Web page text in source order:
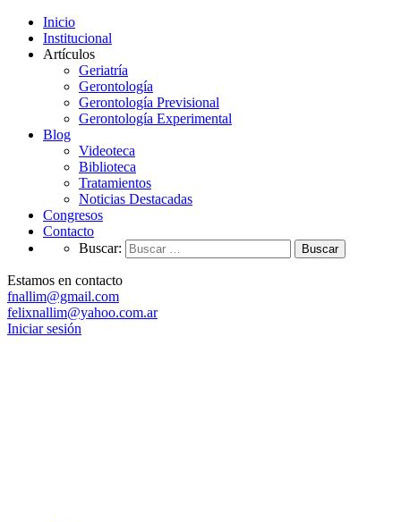
Inicio
Institucional
Artículos
Geriatría
Gerontología
Gerontología Previsional
Gerontología Experimental
Blog
Videoteca
Biblioteca
Tratamientos
Noticias Destacadas
Congresos
Contacto
Buscar:
Estamos en contacto
fnallim@gmail.com
felixnallim@yahoo.com.ar
Iniciar sesión